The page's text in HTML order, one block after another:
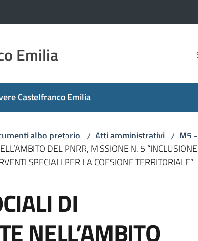
Emilia
Castelfranco Emilia
albo pretorio / Atti amministrativi / M5
DEL PNRR, MISSIONE N. 5
SPECIALI PER LA COESIONE TERRITORIALE”
DI
NELL’AMBITO